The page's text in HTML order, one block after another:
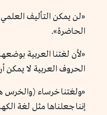
«لن يمكن التأليف العلمي
الحاضرة».
«لأن لغتنا العربية
الحروف العربية لا
«ولغتنا خرساء
إننا جعلناها مثل لغة